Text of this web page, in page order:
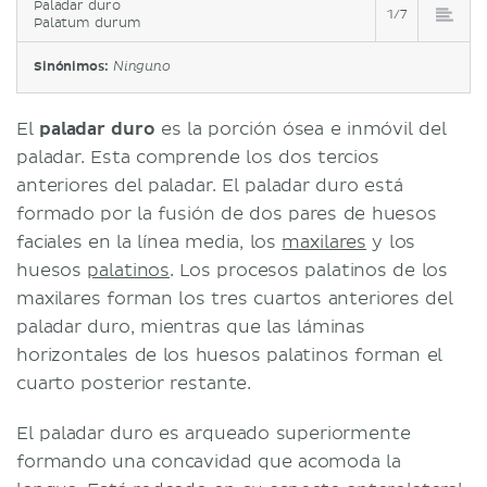
Paladar duro
Palatum durum
1/7
Sinónimos: Ninguno
El paladar duro es la porción ósea e inmóvil del
paladar. Esta comprende los dos tercios
anteriores del paladar. El paladar duro está
formado por la fusión de dos pares de huesos
faciales en la línea media, los maxilares y los
huesos palatinos. Los procesos palatinos de los
maxilares forman los tres cuartos anteriores del
paladar duro, mientras que las láminas
horizontales de los huesos palatinos forman el
cuarto posterior restante.
El paladar duro es arqueado superiormente
formando una concavidad que acomoda la